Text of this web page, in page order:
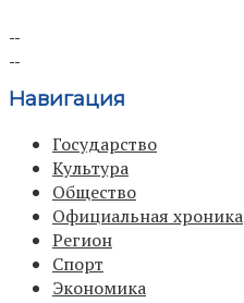
Навигация
Государство
Культура
Общество
Официальная хроника
Регион
Спорт
Экономика